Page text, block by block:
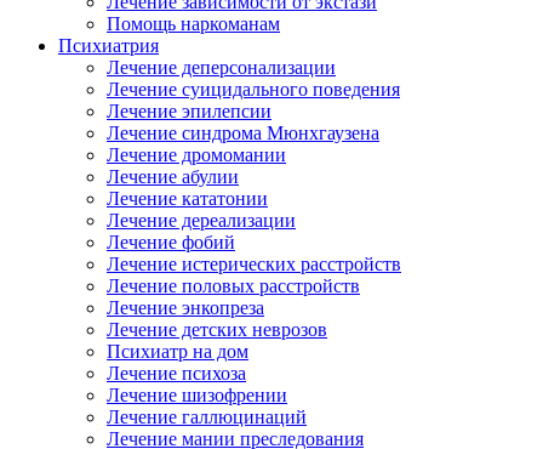
Помощь наркоманам
Психиатрия
Лечение деперсонализации
Лечение суицидального поведения
Лечение эпилепсии
Лечение синдрома Мюнхгаузена
Лечение дромомании
Лечение абулии
Лечение кататонии
Лечение дереализации
Лечение фобий
Лечение истерических расстройств
Лечение половых расстройств
Лечение энкопреза
Лечение детских неврозов
Психиатр на дом
Лечение психоза
Лечение шизофрении
Лечение галлюцинаций
Лечение мании преследования